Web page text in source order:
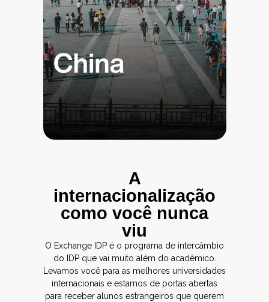
A
internacionalização
como você nunca
viu
O Exchange IDP é o programa de intercâmbio
do IDP que vai muito além do acadêmico.
Levamos você para as melhores universidades
internacionais e estamos de portas abertas
para receber alunos estrangeiros que querem